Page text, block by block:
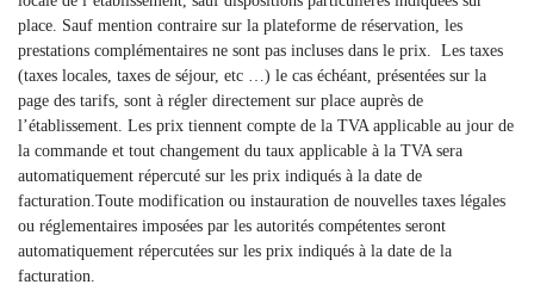
place. Sauf mention contraire sur la plateforme de réservation, les
prestations complémentaires ne sont pas incluses dans le prix. Les taxes
(taxes locales, taxes de séjour, etc …) le cas échéant, présentées sur la
page des tarifs, sont à régler directement sur place auprès de
l’établissement. Les prix tiennent compte de la TVA applicable au jour de
la commande et tout changement du taux applicable à la TVA sera
automatiquement répercuté sur les prix indiqués à la date de
facturation.Toute modification ou instauration de nouvelles taxes légales
ou réglementaires imposées par les autorités compétentes seront
automatiquement répercutées sur les prix indiqués à la date de la
facturation.